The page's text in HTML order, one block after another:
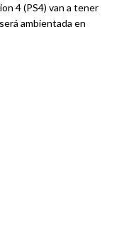
4 (PS4) van a tener
ambientada en